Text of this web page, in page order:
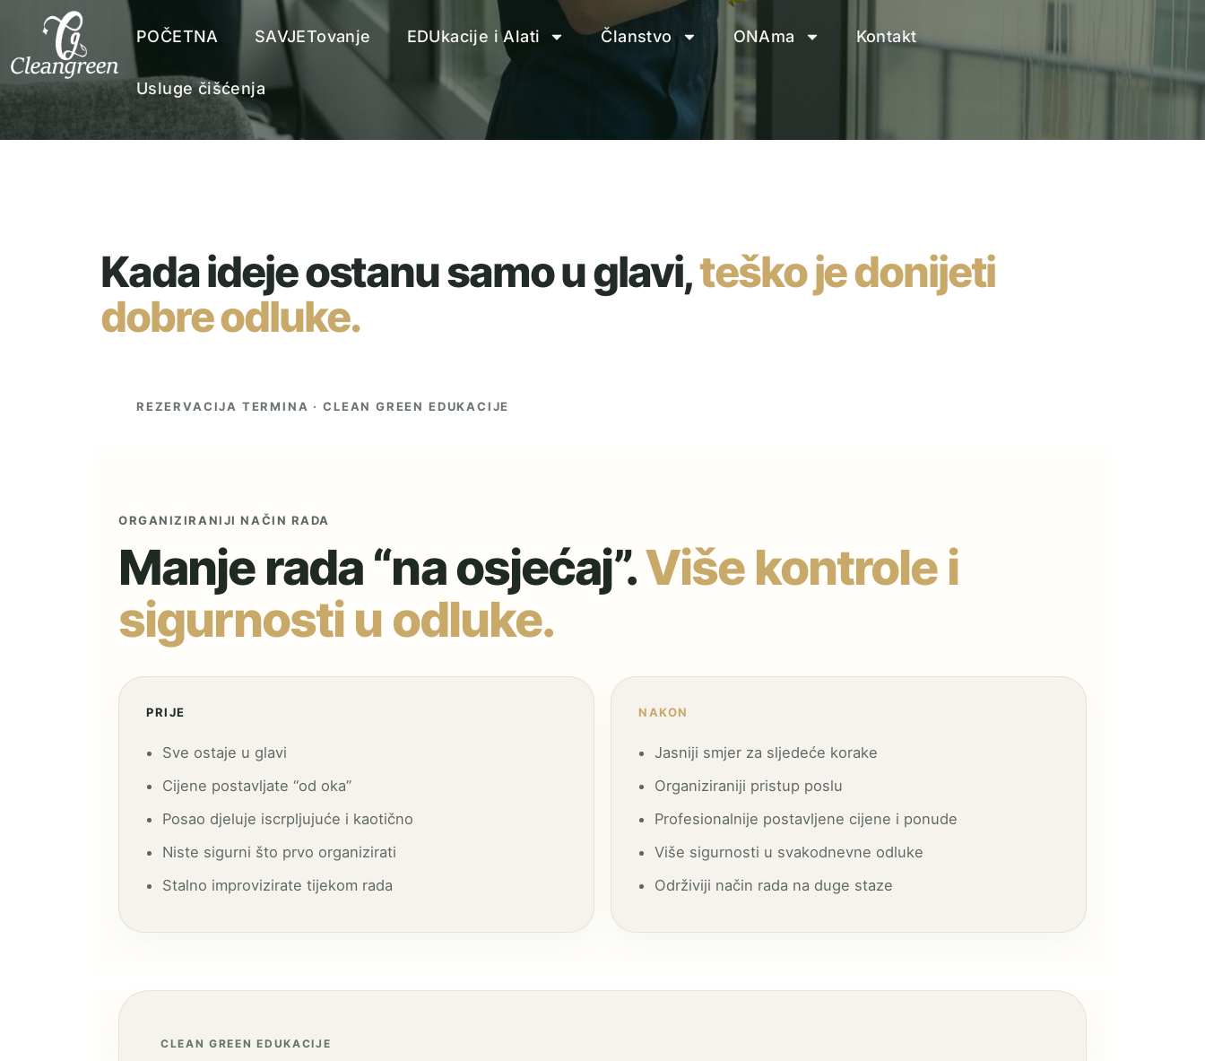
POČETNA SAVJETovanje EDUkacije i Alati Članstvo ONAma Kontakt
Usluge čišćenja
Kada ideje ostanu samo u glavi,teško je donijeti
dobre odluke.
REZERVACIJA TERMINA · CLEAN GREEN EDUKACIJE
ORGANIZIRANIJI NAČIN RADA
Manje rada “na osjećaj”.Više kontrole i
sigurnosti u odluke.
PRIJE
Sve ostaje u glavi
Cijene postavljate “od oka”
Posao djeluje iscrpljujuće i kaotično
Niste sigurni što prvo organizirati
Stalno improvizirate tijekom rada
NAKON
Jasniji smjer za sljedeće korake
Organiziraniji pristup poslu
Profesionalnije postavljene cijene i ponude
Više sigurnosti u svakodnevne odluke
Održiviji način rada na duge staze
CLEAN GREEN EDUKACIJE